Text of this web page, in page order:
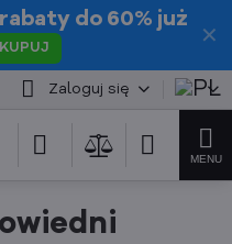
✕
do 60% już
KUPUJ
Zaloguj się